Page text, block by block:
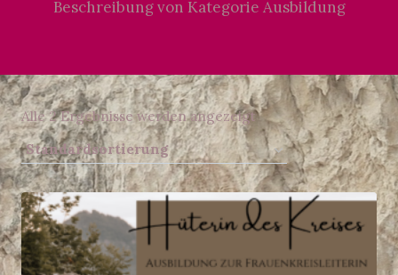
Beschreibung von Kategorie Ausbildung
Alle 2 Ergebnisse werden angezeigt